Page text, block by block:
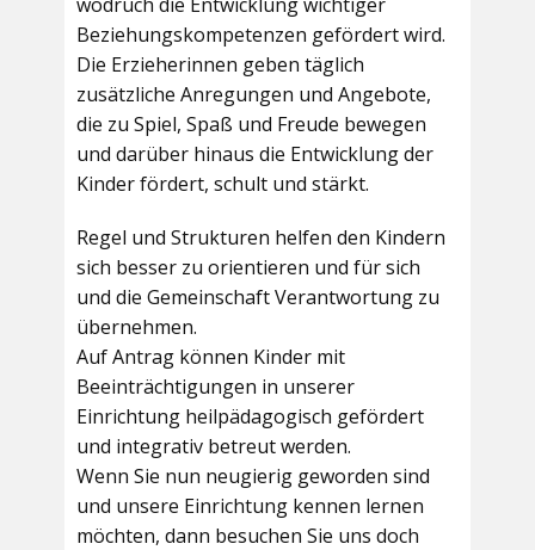
Beziehungskompetenzen gefördert wird.
Die Erzieherinnen geben täglich
zusätzliche Anregungen und Angebote,
die zu Spiel, Spaß und Freude bewegen
und darüber hinaus die Entwicklung der
Kinder fördert, schult und stärkt.
Regel und Strukturen helfen den Kindern
sich besser zu orientieren und für sich
und die Gemeinschaft Verantwortung zu
übernehmen.
Auf Antrag können Kinder mit
Beeinträchtigungen in unserer
Einrichtung heilpädagogisch gefördert
und integrativ betreut werden.
Wenn Sie nun neugierig geworden sind
und unsere Einrichtung kennen lernen
möchten, dann besuchen Sie uns doch